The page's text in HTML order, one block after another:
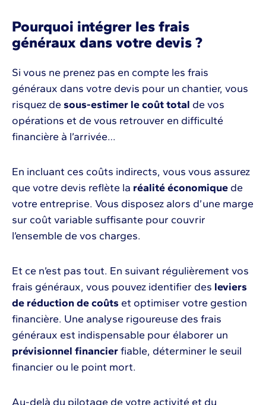
Pourquoi intégrer les frais
généraux dans votre devis ?
Si vous ne prenez pas en compte les frais
généraux dans votre devis pour un chantier, vous
risquez de sous-estimer le coût total de vos
opérations et de vous retrouver en difficulté
financière à l’arrivée…
En incluant ces coûts indirects, vous vous assurez
que votre devis reflète la réalité économique de
votre entreprise. Vous disposez alors d’une marge
sur coût variable suffisante pour couvrir
l’ensemble de vos charges.
Et ce n’est pas tout. En suivant régulièrement vos
frais généraux, vous pouvez identifier des leviers
de réduction de coûts et optimiser votre gestion
financière. Une analyse rigoureuse des frais
généraux est indispensable pour élaborer un
prévisionnel financierfiable, déterminer le seuil
financier ou le point mort.
Au-delà du pilotage de votre activité et du